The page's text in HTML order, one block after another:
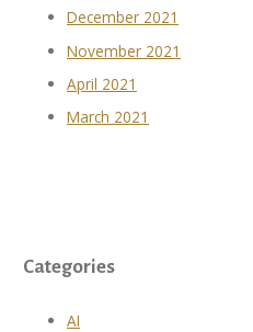
December 2021
November 2021
April 2021
March 2021
Categories
AI